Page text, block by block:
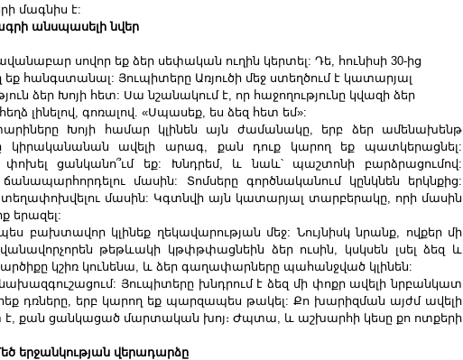
մագնիս է:
անսպասելի նվեր
սովոր եք ձեր սեփական ուղին կերտել: Դե, հունիսի 30-ից
եք հանգստանալ: Յուպիտերը Առյուծի մեջ ստեղծում է կատարյալ
ձեր Խոյի հետ: Սա նշանակում է, որ հաջողությունը կվազի ձեր
լինելով, գոռալով. «Սպասեք, ես ձեզ հետ եմ»:
Խոյի համար կլինեն այն ժամանակը, երբ ձեր ամենախենթ
կիրականանան ավելի արագ, քան դուք կարող եք պատկերացնել:
ցանկանո՞ւմ եք: Խնդրեմ, և նաև՝ պաշտոնի բարձրացումով:
մասին: Տոմսերը գործնականում կընկնեն երկնքից:
տեղափոխվելու մասին: Կգտնվի այն կատարյալ տարբերակը, որի մասին
երազել:
բախտավոր կլինեք ղեկավարության մեջ: Նույնիսկ նրանք, ովքեր մի
թեթևակի կթփթփացնեին ձեր ուսին, կսկսեն լսել ձեզ և
կշիռ կունենա, և ձեր գաղափարները պահանջված կլինեն:
Յուպիտերը խնդրում է ձեզ մի փոքր ավելի նրբանկատ
դռները, երբ կարող եք պարզապես թակել: Քո խարիզման այժմ ավելի
է, քան ցանկացած մարտական ​​խոյ։ Ժպտա, և աշխարհի կեսը քո ոտքերի
երջանկության վերադարձը